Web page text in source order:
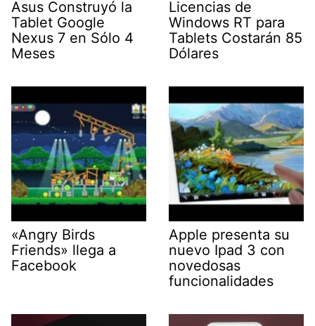
Asus Construyó la
Tablet Google
Nexus 7 en Sólo 4
Meses
Licencias de
Windows RT para
Tablets Costarán 85
Dólares
«Angry Birds
Friends» llega a
Facebook
Apple presenta su
nuevo Ipad 3 con
novedosas
funcionalidades